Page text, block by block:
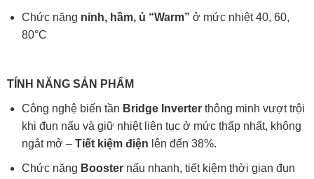
Chức năng ninh, hầm, ủ “Warm” ở mức nhiệt 40, 60,
80°C
TÍNH NĂNG SẢN PHẨM
Công nghệ biến tần Bridge Inverterthông minh vượt trội
khi đun nấu và giữ nhiệt liên tục ở mức thấp nhất, không
ngắt mở – Tiết kiệm điện lên đến 38%.
Chức năng Boosternấu nhanh, tiết kiệm thời gian đun